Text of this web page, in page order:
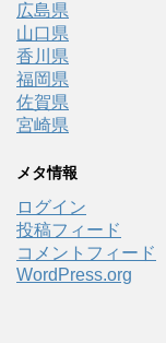
広島県
山口県
香川県
福岡県
佐賀県
宮崎県
メタ情報
ログイン
投稿フィード
コメントフィード
WordPress.org